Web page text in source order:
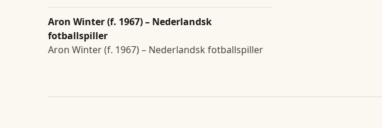
Aron Winter (f. 1967) – Nederlandsk
fotballspiller
Aron Winter (f. 1967) – Nederlandsk fotballspiller